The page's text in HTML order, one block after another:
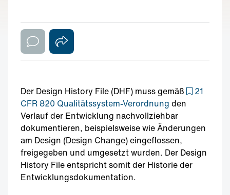
Der Design History File (DHF) muss gemäß
21
CFR 820 Qualitätssystem-Verordnung den
Verlauf der Entwicklung nachvollziehbar
dokumentieren, beispielsweise wie Änderungen
am Design (Design Change) eingeflossen,
freigegeben und umgesetzt wurden. Der Design
History File entspricht somit der Historie der
Entwicklungsdokumentation.